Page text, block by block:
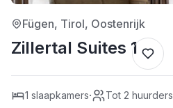
Fügen, Tirol, Oostenrijk
Zillertal Suites 1
1 slaapkamers· Tot 2 huurders